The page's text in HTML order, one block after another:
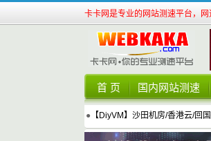
卡卡网是专业的网站测速平台，
首 页 国内网站测速
● 【DiyVM】沙田机房/香港云/回